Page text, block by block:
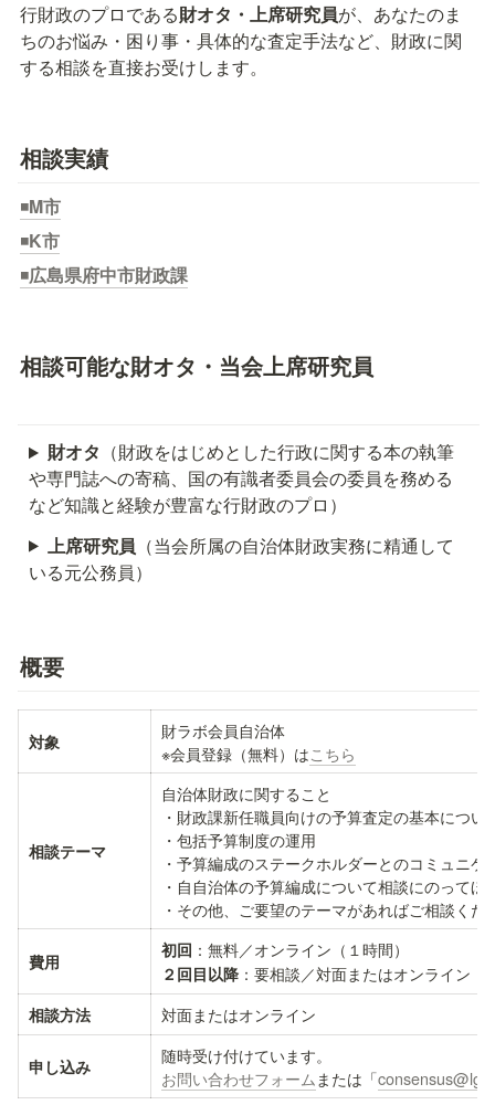
行財政のプロである財オタ・上席研究員が、あなたのま
ちのお悩み・困り事・具体的な査定手法など、財政に関
する相談を直接お受けします。
相談実績
◾M市
◾K市
◾広島県府中市財政課
相談可能な財オタ・当会上席研究員
財オタ （財政をはじめとした行政に関する本の執筆
や専門誌への寄稿、国の有識者委員会の委員を務める
など知識と経験が豊富な行財政のプロ）
上席研究員 （当会所属の自治体財政実務に精通して
いる元公務員）
概要
対象
財ラボ会員自治体
※会員登録（無料）はこちら
相談テーマ
自治体財政に関すること
・財政課新任職員向けの予算査定の基本につい
・包括予算制度の運用
・予算編成のステークホルダーとのコミュニケ
・自自治体の予算編成について相談にのってほ
費用
初回
２回目以降
相談方法
申し込み
お問い合わせフォーム または「consensus@lg-